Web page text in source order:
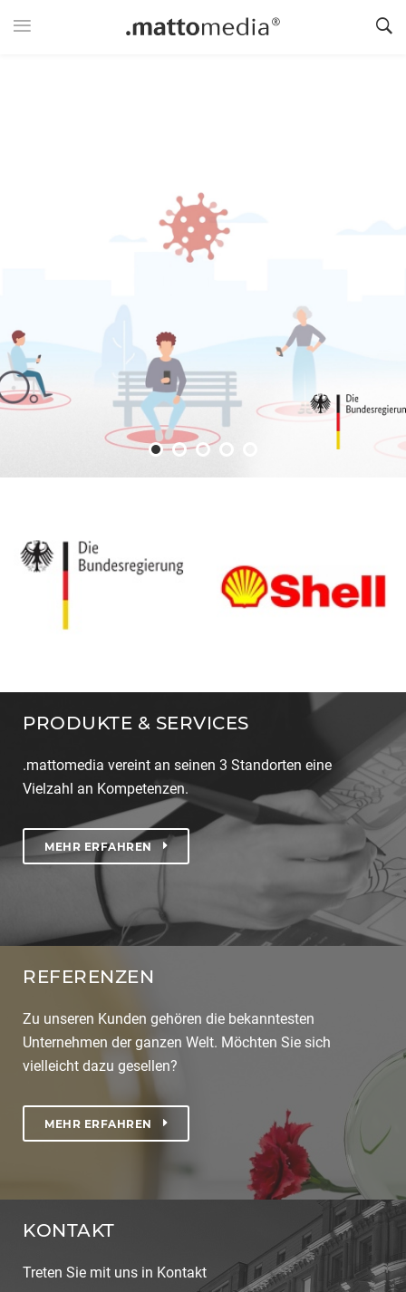
PRODUKTE & SERVICES
.mattomedia vereint an seinen 3 Standorten eine
Vielzahl an Kompetenzen.
MEHR ERFAHREN
REFERENZEN
Zu unseren Kunden gehören die bekanntesten
Unternehmen der ganzen Welt. Möchten Sie sich
vielleicht dazu gesellen?
MEHR ERFAHREN
KONTAKT
Treten Sie mit uns in Kontakt